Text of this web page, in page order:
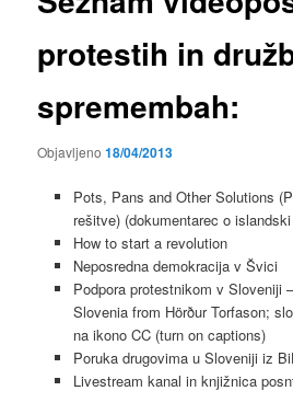
protestih in
spremembah:
Objavljeno18/04/2013
Pots, Pans and Other Solutions
rešitve) (dokumentarec o
How to start a revolution
Neposredna demokracija v Švici
Podpora protestnikom v Sloveniji
Slovenia from Hörður Torfason;
na ikono CC (turn on captions)
Poruka drugovima u Sloveniji iz
Livestream kanal in knjižnica